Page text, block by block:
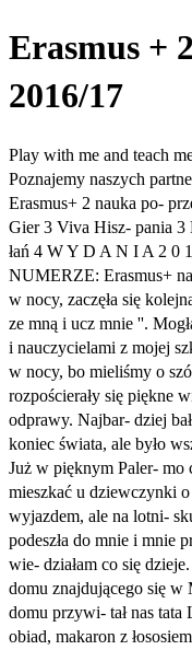
Erasmus +
2016/17
Play with me and teach
Poznajemy naszych
Erasmus+ 2 nauka po-
Gier 3 Viva Hisz- pania 3
łań 4 W Y D A N I A 2 0
NUMERZE: Erasmus+
w nocy, zaczęła się
ze mną i ucz mnie ''.
i nauczycielami z mojej
w nocy, bo mieliśmy o
rozpościerały się piękne
odprawy. Najbar- dziej
koniec świata, ale było
Już w pięknym Paler- mo
mieszkać u dziewczynki o
wyjazdem, ale na lotni-
podeszła do mnie i mnie
wie- działam co się
domu znajdującego się w
domu przywi- tał nas
obiad, makaron z